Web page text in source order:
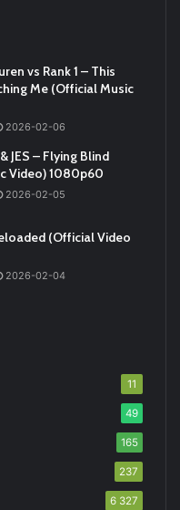
vs Rank 1 – This
Me (Official Music
2026-02-06
JES – Flying Blind
Video) 1080p60
2026-02-05
(Official Video
2026-02-04
11
49
165
237
6 327